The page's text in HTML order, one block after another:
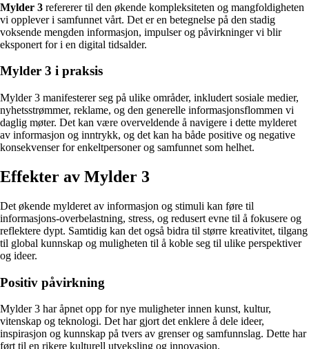
Mylder 3 refererer til den økende kompleksiteten og mangfoldigheten
vi opplever i samfunnet vårt. Det er en betegnelse på den stadig
voksende mengden informasjon, impulser og påvirkninger vi blir
eksponert for i en digital tidsalder.
Mylder 3 i praksis
Mylder 3 manifesterer seg på ulike områder, inkludert sosiale medier,
nyhetsstrømmer, reklame, og den generelle informasjonsflommen vi
daglig møter. Det kan være overveldende å navigere i dette mylderet
av informasjon og inntrykk, og det kan ha både positive og negative
konsekvenser for enkeltpersoner og samfunnet som helhet.
Effekter av Mylder 3
Det økende mylderet av informasjon og stimuli kan føre til
informasjons-overbelastning, stress, og redusert evne til å fokusere og
reflektere dypt. Samtidig kan det også bidra til større kreativitet, tilgang
til global kunnskap og muligheten til å koble seg til ulike perspektiver
og ideer.
Positiv påvirkning
Mylder 3 har åpnet opp for nye muligheter innen kunst, kultur,
vitenskap og teknologi. Det har gjort det enklere å dele ideer,
inspirasjon og kunnskap på tvers av grenser og samfunnslag. Dette har
ført til en rikere kulturell utveksling og innovasjon.